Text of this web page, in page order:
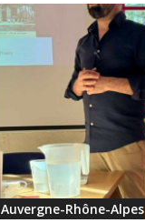
Auvergne-Rhône-Alpes